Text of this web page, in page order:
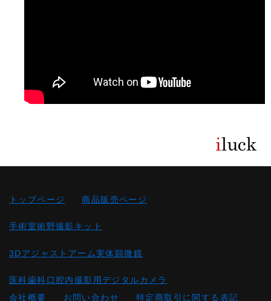
トップページ 商品販売ページ
手術室術野撮影キット
3Dアジャストアーム実体顕微鏡
医科歯科口腔内撮影用デジタルカメラ
会社概要
お問い合わせ 特定商取引に関する表記